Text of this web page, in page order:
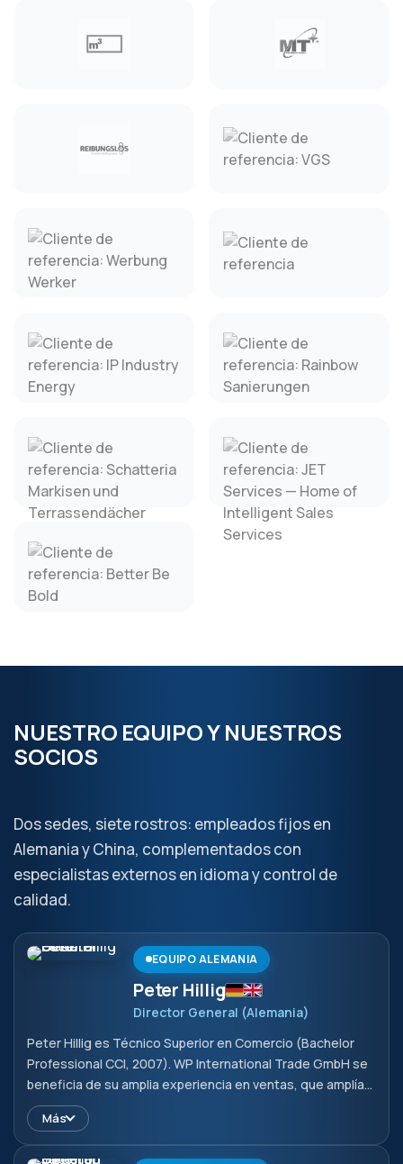
NUESTRO EQUIPO Y NUESTROS
SOCIOS
Dos sedes, siete rostros: empleados fijos en
Alemania y China, complementados con
especialistas externos en idioma y control de
calidad.
EQUIPO ALEMANIA
Peter Hillig
Director General (Alemania)
Peter Hillig es Técnico Superior en Comercio (Bachelor
Professional CCI, 2007). WP International Trade GmbH se
beneficia de su amplia experiencia en ventas, que amplía
de forma continua desde 2008 con un enfoque especial
en productos técnicos. Amplió su experiencia en 2021 con
el programa Export Management International, que
Más